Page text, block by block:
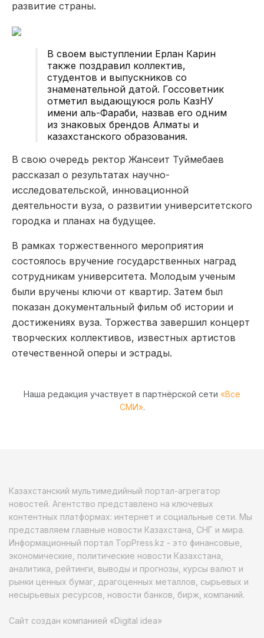
развитие страны.
В своем выступлении Ерлан Карин
также поздравил коллектив,
студентов и выпускников со
знаменательной датой. Госсоветник
отметил выдающуюся роль КазНУ
имени аль-Фараби, назвав его одним
из знаковых брендов Алматы и
казахстанского образования.
В свою очередь ректор Жансеит Туймебаев
рассказал о результатах научно-
исследовательской, инновационной
деятельности вуза, о развитии университетского
городка и планах на будущее.
В рамках торжественного мероприятия
состоялось вручение государственных наград
сотрудникам университета. Молодым ученым
были вручены ключи от квартир. Затем был
показан документальный фильм об истории и
достижениях вуза. Торжества завершил концерт
творческих коллективов, известных артистов
отечественной оперы и эстрады.
Наша редакция участвует в партнёрской сети «Все
СМИ».
Казахстанский мультимедийный портал-агрегатор
новостей. Агентство представлено на ключевых
контентных платформах: интернет и социальные сети. Мы
представляем главные новости Казахстана, СНГ и мира.
Информационный портал TopPress.kz - это финансовые,
экономические, политические новости Казахстана,
аналитика, рейтинги, выводы и прогнозы, курсы валют и
рынки ценных бумаг, драгоценных металлов, сырьевых и
несырьевых ресурсов, новости банков, бирж, компаний.
Сайт создан компанией «Digital idea»